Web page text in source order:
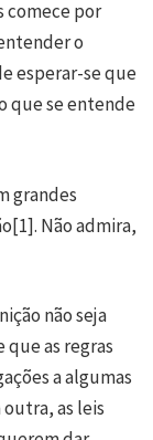
comece por
o
esperar-se que
que se entende
grandes
[1]. Não admira,
não seja
que as regras
a algumas
as leis